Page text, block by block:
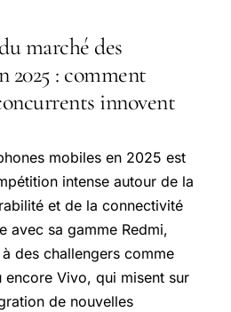
marché des
2025 : comment
innovent
mobiles en 2025 est
intense autour de la
et de la connectivité
avec sa gamme Redmi,
des challengers comme
encore Vivo, qui misent sur
de nouvelles